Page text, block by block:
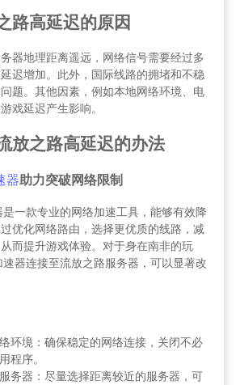
路高延迟的原因
器地理距离遥远，网络信号需要经过多
迟增加。此外，国际线路的拥堵和不稳
题。其他因素，例如本地网络环境、电
戏延迟产生影响。
放之路高延迟的办法
器助力突破网络限制
一款专业的网络加速工具，能够有效降
优化网络路由，选择更优质的线路，减
而提升游戏体验。对于身在南非的玩
器连接至流放之路服务器，可以显著改
环境：确保稳定的网络连接，关闭不必
程序。
务器：尽量选择距离较近的服务器，可